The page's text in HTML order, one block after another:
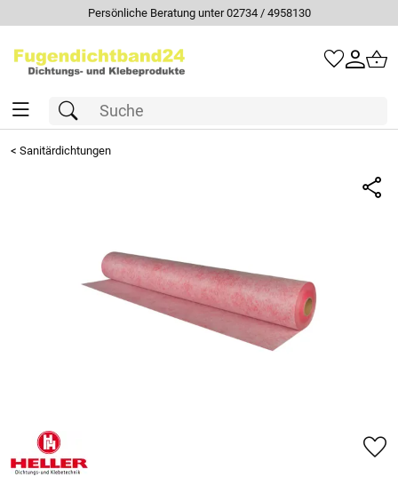
Persönliche Beratung unter 02734 / 4958130
< Sanitärdichtungen